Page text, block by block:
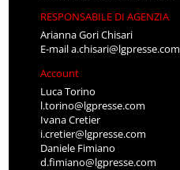
RESPONSABILE DI AGENZIA
Arianna Gori Chisari
E-maila.chisari@lgpresse.com
Account
Luca Torino
l.torino@lgpresse.com
Ivana Cretier
i.cretier@lgpresse.com
Daniele Fimiano
d.fimiano@lgpresse.com